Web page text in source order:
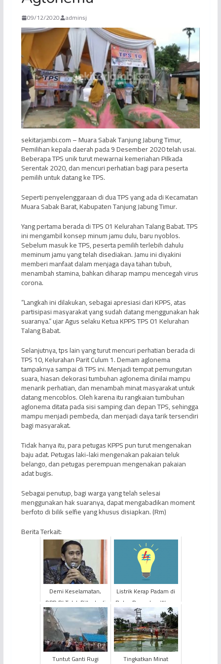
09/12/2020 adminsj
sekitarjambi.com – Muara Sabak Tanjung Jabung Timur,
Pemilihan kepala daerah pada 9 Desember 2020 telah usai.
Beberapa TPS unik turut mewarnai kemeriahan Pilkada
Serentak 2020, dan mencuri perhatian bagi para peserta
pemilih untuk datang ke TPS.
Seperti penyelenggaraan di dua TPS yang ada di Kecamatan
Muara Sabak Barat, Kabupaten Tanjung Jabung Timur.
Yang pertama berada di TPS 01 Kelurahan Talang Babat. TPS
ini mengambil konsep minum jamu dulu, baru nyoblos.
Sebelum masuk ke TPS, peserta pemilih terlebih dahulu
meminum jamu yang telah disediakan. Jamu ini diyakini
memberi manfaat dalam menjaga daya tahan tubuh,
menambah stamina, bahkan diharap mampu mencegah virus
corona.
“Langkah ini dilakukan, sebagai apresiasi dari KPPS, atas
partisipasi masyarakat yang sudah datang menggunakan hak
suaranya.” ujar Agus selaku Ketua KPPS TPS 01 Kelurahan
Talang Babat.
Selanjutnya, tps lain yang turut mencuri perhatian berada di
TPS 10, Kelurahan Parit Culum 1. Demam aglonema
tampaknya sampai di TPS ini. Menjadi tempat pemungutan
suara, hiasan dekorasi tumbuhan aglonema dinilai mampu
menarik perhatian, dan menambah minat masyarakat untuk
datang mencoblos. Oleh karena itu rangkaian tumbuhan
aglonema ditata pada sisi samping dan depan TPS, sehingga
mampu menjadi pembeda, dan menjadi daya tarik tersendiri
bagi masyarakat.
Tidak hanya itu, para petugas KPPS pun turut mengenakan
baju adat. Petugas laki-laki mengenakan pakaian teluk
belango, dan petugas perempuan mengenakan pakaian
adat bugis.
Sebagai penutup, bagi warga yang telah selesai
menggunakan hak suaranya, dapat mengabadikan moment
berfoto di bilik selfie yang khusus disiapkan. (Rm)
Berita Terkait:
Demi Keselamatan,
DPD RI Tolak Pilkada di
Tengah Pandemi Covid-
19
Listrik Kerap Padam di
Bulan Ramadan, Warga
Tanjabbar Keluhkan
Pelayanan PLN
Tuntut Ganti Rugi Tingkatkan Minat